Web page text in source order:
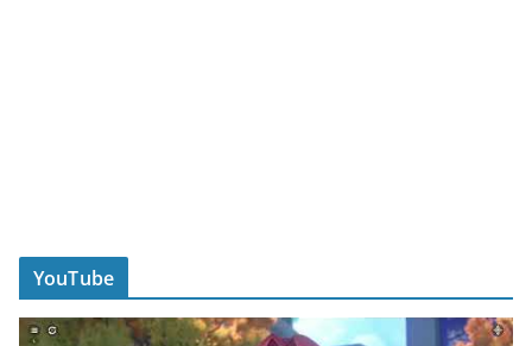
YouTube